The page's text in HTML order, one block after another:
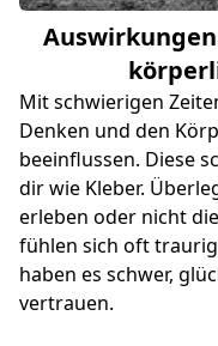
Mit schwierigen
Denken und den
beeinflussen. Diese
dir wie Kleber.
erleben oder nicht
fühlen sich oft
haben es schwer,
vertrauen.